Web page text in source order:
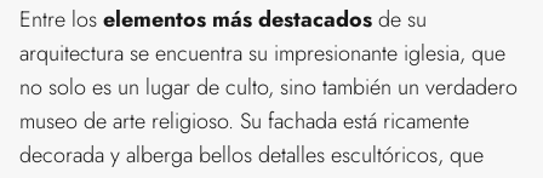
Entre loselementos más destacadosde su
arquitectura se encuentra su impresionante iglesia, que
no solo es un lugar de culto, sino también un verdadero
museo de arte religioso. Su fachada está ricamente
decorada y alberga bellos detalles escultóricos, que